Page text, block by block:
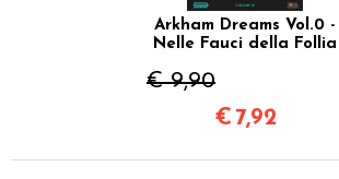
Arkham Dreams Vol.0 -
Nelle Fauci della Follia
€ 9,90
€ 7,92